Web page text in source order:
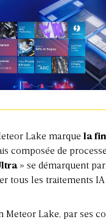
Lake marque la
composée de
» se démarquent
tous les traitements
Meteor Lake, par ses